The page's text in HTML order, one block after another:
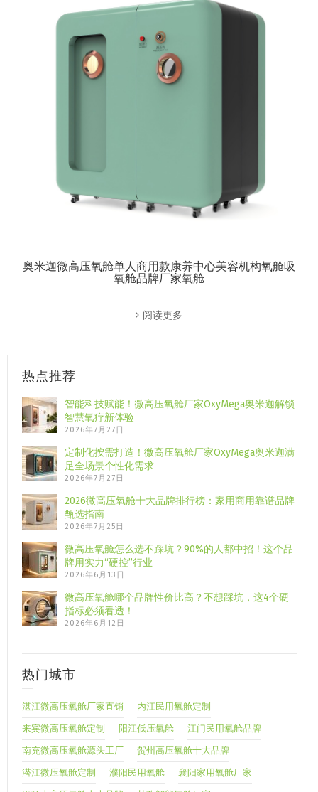
奥米迦微高压氧舱单人商用款康养中心美容机构氧舱吸
氧舱品牌厂家氧舱
阅读更多
热点推荐
智能科技赋能！微高压氧舱厂家OxyMega奥米迦解锁
智慧氧疗新体验
2026年7月27日
定制化按需打造！微高压氧舱厂家OxyMega奥米迦满
足全场景个性化需求
2026年7月27日
2026微高压氧舱十大品牌排行榜：家用商用靠谱品牌
甄选指南
2026年7月25日
微高压氧舱怎么选不踩坑？90%的人都中招！这个品
牌用实力“硬控”行业
2026年6月13日
微高压氧舱哪个品牌性价比高？不想踩坑，这4个硬
指标必须看透！
2026年6月12日
热门城市
湛江微高压氧舱厂家直销 内江民用氧舱定制
来宾微高压氧舱定制 阳江低压氧舱 江门民用氧舱品牌
南充微高压氧舱源头工厂 贺州高压氧舱十大品牌
潜江微压氧舱定制 濮阳民用氧舱 襄阳家用氧舱厂家